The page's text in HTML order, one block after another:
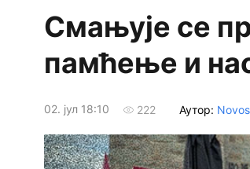
Смањује се
памћење и
02. јул 18:10 222 Аутор: